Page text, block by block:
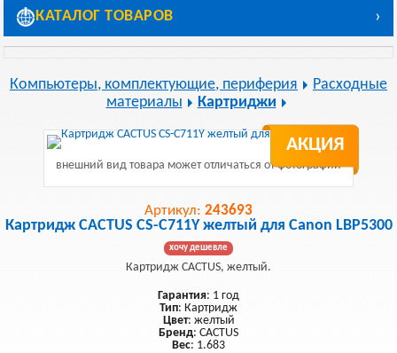
КАТАЛОГ ТОВАРОВ ›
Компьютеры, комплектующие, периферия
Расходные
материалы
Картриджи
АКЦИЯ
внешний вид товара может отличаться от фотографии
Артикул: 243693
Картридж CACTUS CS-C711Y желтый для Canon LBP5300
хочу дешевле
Картридж CACTUS, желтый.
Гарантия: 1 год
Тип: Картридж
Цвет: желтый
Бренд: CACTUS
Вес: 1.683